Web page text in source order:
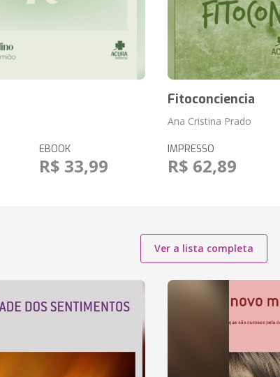
EBOOK
R$ 33,99
Fitoconciencia
Ana Cristina Prado
IMPRESSO
R$ 62,89
Ver a lista completa